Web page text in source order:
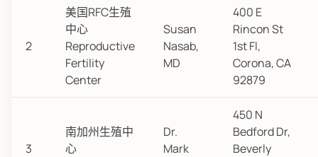
2
美国RFC生殖
中心
Reproductive
Fertility
Center
Susan
Nasab,
MD
400 E
Rincon St
1st Fl,
Corona, CA
92879
3
南加州生殖中
心
Dr.
Mark
450 N
Bedford Dr,
Beverly